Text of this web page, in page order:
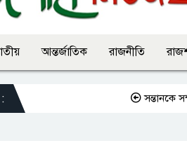
আন্তর্জাতিক রাজনীতি
সন্তানকে